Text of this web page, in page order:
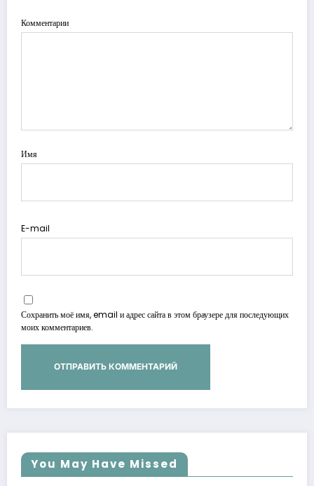
Комментарии
Имя
E-mail
Сохранить моё имя, email и адрес сайта в этом браузере для последующих
моих комментариев.
You May Have Missed